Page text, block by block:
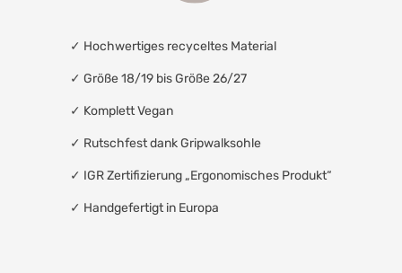
✓ Hochwertiges recyceltes Material
✓ Größe 18/19 bis Größe 26/27
✓ Komplett Vegan
✓ Rutschfest dank Gripwalksohle
✓ IGR Zertifizierung „Ergonomisches Produkt“
✓ Handgefertigt in Europa